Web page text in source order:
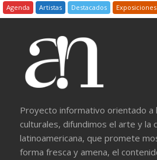
Agenda Artistas Destacados Exposiciones
Proyecto informativo orientado a
culturales, difundimos el arte y la
latinoamericana, que promete
forma fresca y amena, el